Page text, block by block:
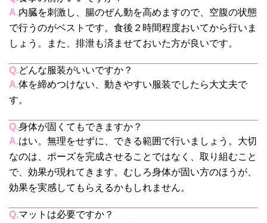
A.内臓を刺激し、腸のぜん動を高めますので、空腹の状態
で行うのがベストです。食後２時間程度おいてから行いま
しょう。また、排泄も済ませておいた方が良いです。
Q.どんな服装がいいですか？
A.体を締めつけない、動きやすい服装でしたら大丈夫で
す。
Q.身体が固くてもできますか？
A.はい。無理をせずに、できる範囲で行いましょう。大切
なのは、ポーズを完成させることではなく、取り組むこと
で、効果が現れてきます。むしろ身体が固い方のほうが、
効果を実感してもらえるかもしれません。
Q.マットは必要ですか？